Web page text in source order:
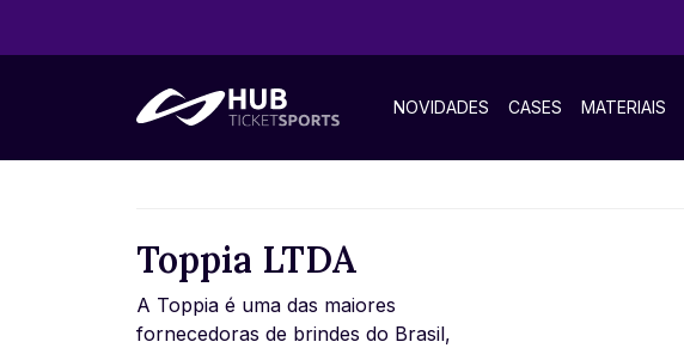
NOVIDADES CASES MATERIAIS
Toppia LTDA
A Toppia é uma das maiores
fornecedoras de brindes do Brasil,